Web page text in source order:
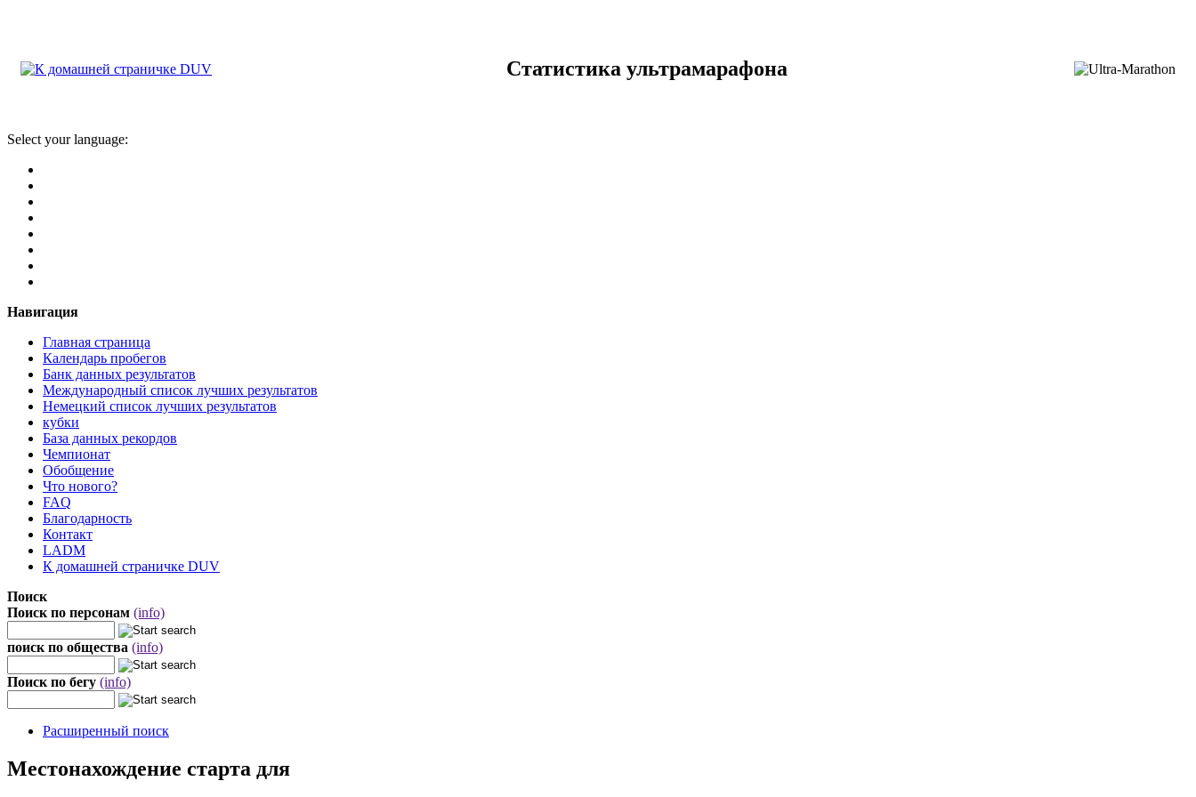
Статистика ультрамарафона
Select your language:
Навигация
Главная страница
Календарь пробегов
Банк данных результатов
Международный список лучших результатов
Немецкий список лучших результатов
кубки
База данных рекордов
Чемпионат
Обобщение
Что нового?
FAQ
Благодарность
Контакт
LADM
К домашней страничке DUV
Поиск
Поиск по персонам (info)
поиск по общества (info)
Поиск по бегу (info)
Расширенный поиск
Местонахождение старта для